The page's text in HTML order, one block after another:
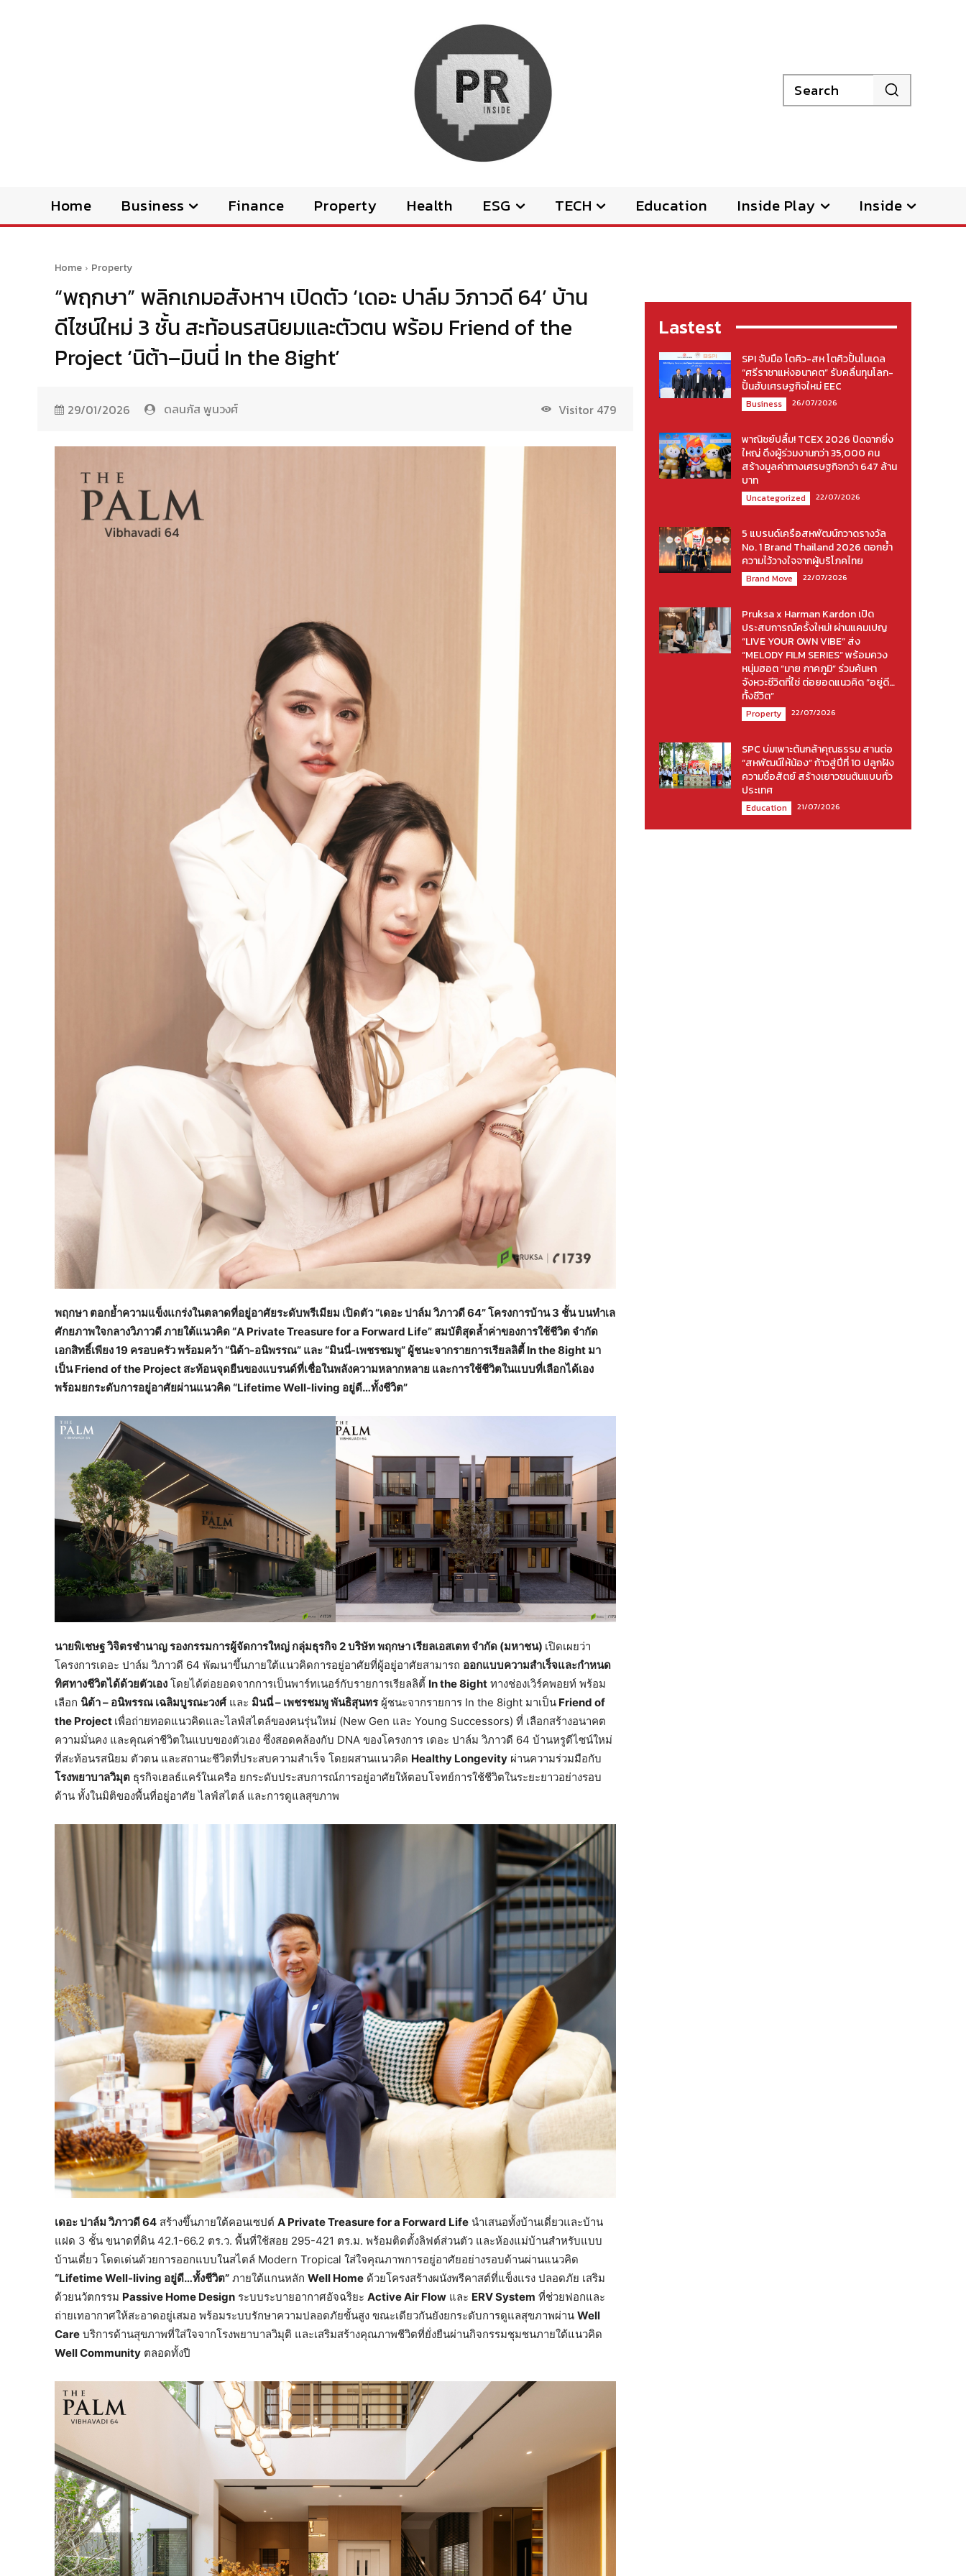
Search
Home Business Finance Property Health ESG TECH Education Inside Play Inside
Home Property
“พฤกษา” พลิกเกมอสังหาฯ เปิดตัว ‘เดอะ ปาล์ม วิภาวดี 64’ บ้าน
ดีไซน์ใหม่ 3 ชั้น สะท้อนรสนิยมและตัวตน พร้อม Friend of the
Project ‘นิต้า–มินนี่ In the 8ight’
29/01/2026 ดลนภัส พูนวงศ์ Visitor 479
พฤกษา ตอกย้ำความแข็งแกร่งในตลาดที่อยู่อาศัยระดับพรีเมียม เปิดตัว“เดอะ ปาล์ม วิภาวดี 64” โครงการบ้าน 3 ชั้น บนทำเล
ศักยภาพใจกลางวิภาวดี ภายใต้แนวคิด “A Private Treasure for a Forward Life” สมบัติสุดล้ำค่าของการใช้ชีวิต จำกัด
เอกสิทธิ์เพียง 19 ครอบครัว พร้อมคว้า “นิต้า-อนิพรรณ” และ “มินนี่-เพชรชมพู” ผู้ชนะจากรายการเรียลลิตี้ In the 8ight มา
เป็น Friend of the Project สะท้อนจุดยืนของแบรนด์ที่เชื่อในพลังความหลากหลาย และการใช้ชีวิตในแบบที่เลือกได้เอง
พร้อมยกระดับการอยู่อาศัยผ่านแนวคิด “Lifetime Well-living อยู่ดี…ทั้งชีวิต”
นายพิเชษฐ วิจิตรชำนาญ รองกรรมการผู้จัดการใหญ่ กลุ่มธุรกิจ 2 บริษัท พฤกษา เรียลเอสเตท จำกัด (มหาชน) เปิดเผยว่า
โครงการเดอะ ปาล์ม วิภาวดี 64 พัฒนาขึ้นภายใต้แนวคิดการอยู่อาศัยที่ผู้อยู่อาศัยสามารถ ออกแบบความสำเร็จและกำหนด
ทิศทางชีวิตได้ด้วยตัวเอง โดยได้ต่อยอดจากการเป็นพาร์ทเนอร์กับรายการเรียลลิตี้ In the 8ight ทางช่องเวิร์คพอยท์ พร้อม
เลือก นิต้า – อนิพรรณ เฉลิมบูรณะวงศ์ และ มินนี่ – เพชรชมพู พันธิสุนทรผู้ชนะจากรายการ In the 8ight มาเป็น Friend of
the Project เพื่อถ่ายทอดแนวคิดและไลฟ์สไตล์ของคนรุ่นใหม่ (New Gen และ Young Successors) ที่ เลือกสร้างอนาคต
ความมั่นคง และคุณค่าชีวิตในแบบของตัวเอง ซึ่งสอดคล้องกับ DNA ของโครงการ เดอะ ปาล์ม วิภาวดี 64 บ้านหรูดีไซน์ใหม่
ที่สะท้อนรสนิยม ตัวตน และสถานะชีวิตที่ประสบความสำเร็จ โดยผสานแนวคิด Healthy Longevity ผ่านความร่วมมือกับ
โรงพยาบาลวิมุต ธุรกิจเฮลธ์แคร์ในเครือ ยกระดับประสบการณ์การอยู่อาศัยให้ตอบโจทย์การใช้ชีวิตในระยะยาวอย่างรอบ
ด้าน ทั้งในมิติของพื้นที่อยู่อาศัย ไลฟ์สไตล์ และการดูแลสุขภาพ
เดอะ ปาล์ม วิภาวดี 64 สร้างขึ้นภายใต้คอนเซปต์ A Private Treasure for a Forward Life นำเสนอทั้งบ้านเดี่ยวและบ้าน
แฝด 3 ชั้น ขนาดที่ดิน 42.1-66.2 ตร.ว. พื้นที่ใช้สอย 295-421 ตร.ม. พร้อมติดตั้งลิฟต์ส่วนตัว และห้องแม่บ้านสำหรับแบบ
บ้านเดี่ยว โดดเด่นด้วยการออกแบบในสไตล์ Modern Tropical ใส่ใจคุณภาพการอยู่อาศัยอย่างรอบด้านผ่านแนวคิด
“Lifetime Well-living อยู่ดี…ทั้งชีวิต” ภายใต้แกนหลัก Well Home ด้วยโครงสร้างผนังพรีคาสต์ที่แข็งแรง ปลอดภัย เสริม
ด้วยนวัตกรรม Passive Home Design ระบบระบายอากาศอัจฉริยะ Active Air Flow และ ERV System ที่ช่วยฟอกและ
ถ่ายเทอากาศให้สะอาดอยู่เสมอ พร้อมระบบรักษาความปลอดภัยขั้นสูง ขณะเดียวกันยังยกระดับการดูแลสุขภาพผ่าน Well
Care บริการด้านสุขภาพที่ใส่ใจจากโรงพยาบาลวิมุติ และเสริมสร้างคุณภาพชีวิตที่ยั่งยืนผ่านกิจกรรมชุมชนภายใต้แนวคิด
Well Community ตลอดทั้งปี
Lastest
SPI จับมือ โตคิว-สห โตคิวปั้นโมเดล
“ศรีราชาแห่งอนาคต” รับคลื่นทุนโลก-
ปั้นฮับเศรษฐกิจใหม่ EEC
Business 26/07/2026
พาณิชย์ปลื้ม! TCEX 2026 ปิดฉากยิ่ง
ใหญ่ ดึงผู้ร่วมงานกว่า 35,000 คน
สร้างมูลค่าทางเศรษฐกิจกว่า 647 ล้าน
บาท
Uncategorized 22/07/2026
5 แบรนด์เครือสหพัฒน์กวาดรางวัล
No. 1 Brand Thailand 2026 ตอกย้ำ
ความไว้วางใจจากผู้บริโภคไทย
Brand Move 22/07/2026
Pruksa x Harman Kardon เปิด
ประสบการณ์ครั้งใหม่! ผ่านแคมเปญ
“LIVE YOUR OWN VIBE” ส่ง
“MELODY FILM SERIES” พร้อมควง
หนุ่มฮอต “มาย ภาคภูมิ” ร่วมค้นหา
จังหวะชีวิตที่ใช่ ต่อยอดแนวคิด “อยู่ดี…
ทั้งชีวิต”
Property 22/07/2026
SPC บ่มเพาะต้นกล้าคุณธรรม สานต่อ
“สหพัฒน์ให้น้อง” ก้าวสู่ปีที่ 10 ปลูกฝัง
ความซื่อสัตย์ สร้างเยาวชนต้นแบบทั่ว
ประเทศ
Education 21/07/2026